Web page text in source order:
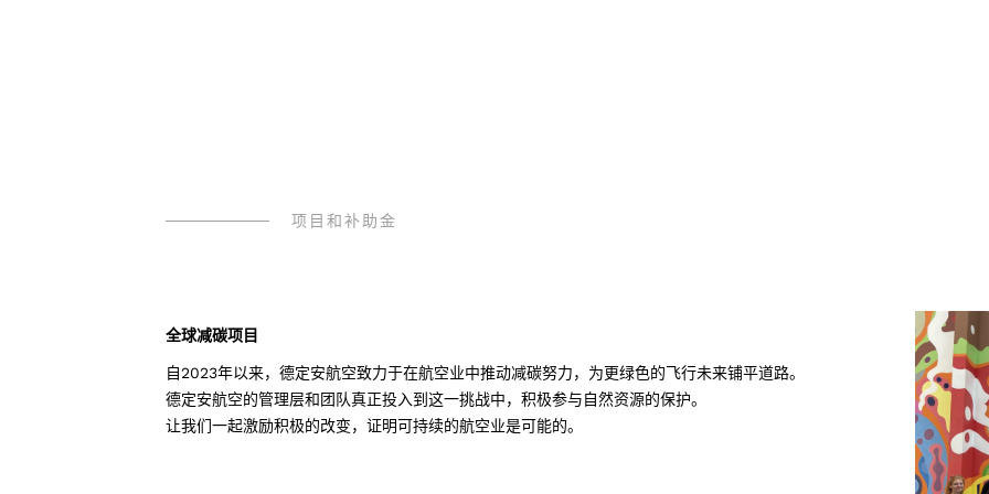
项目和补助金
全球减碳项目
自2023年以来，德定安航空致力于在航空业中推动减碳努力，为更绿色的飞行未来铺平道路。
德定安航空的管理层和团队真正投入到这一挑战中，积极参与自然资源的保护。
让我们一起激励积极的改变，证明可持续的航空业是可能的。